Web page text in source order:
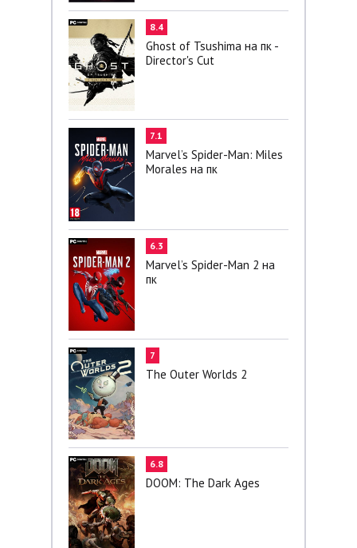
8.4
Ghost of Tsushima на пк -
Director's Cut
7.1
Marvel’s Spider-Man: Miles
Morales на пк
6.3
Marvel’s Spider-Man 2 на
пк
7
The Outer Worlds 2
6.8
DOOM: The Dark Ages